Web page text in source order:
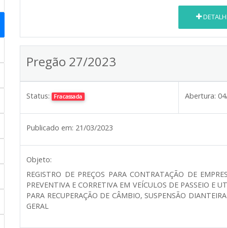
Pregão 27/2023
Status: Fracassada Abertura:
Publicado em: 21/03/2023
Objeto:
REGISTRO DE PREÇOS PARA CONTRATAÇÃO DE
PREVENTIVA E CORRETIVA EM VEÍCULOS DE PASSEIO E
PARA RECUPERAÇÃO DE CÂMBIO, SUSPENSÃO
GERAL